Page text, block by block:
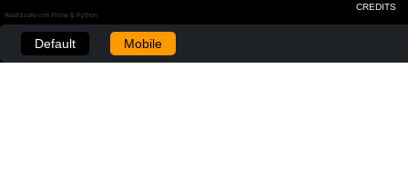
CREDITS
Realizzato con Plone & Python
Default Mobile